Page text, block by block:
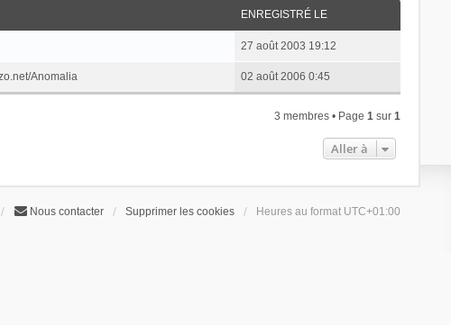
ENREGISTRÉ LE
27 août 2003 19:12
Anomalia 02 août 2006 0:45
3 membres • Page1 sur1
Aller à
Nous contacter Supprimer les cookies Heures au format UTC+01:00